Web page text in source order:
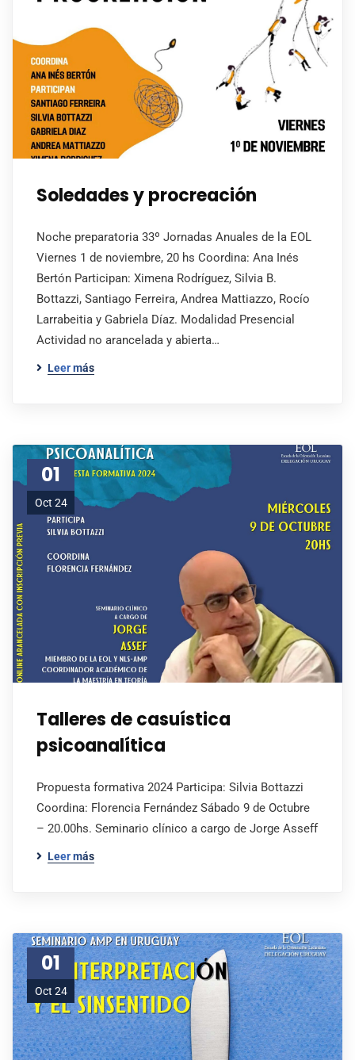
Soledades y procreación
Noche preparatoria 33º Jornadas Anuales de la EOL
Viernes 1 de noviembre, 20 hs Coordina: Ana Inés
Bertón Participan: Ximena Rodríguez, Silvia B.
Bottazzi, Santiago Ferreira, Andrea Mattiazzo, Rocío
Larrabeitia y Gabriela Díaz. Modalidad Presencial
Actividad no arancelada y abierta…
Leer más
01
Oct 24
Talleres de casuística
psicoanalítica
Propuesta formativa 2024 Participa: Silvia Bottazzi
Coordina: Florencia Fernández Sábado 9 de Octubre
– 20.00hs. Seminario clínico a cargo de Jorge Asseff
Leer más
01
Oct 24